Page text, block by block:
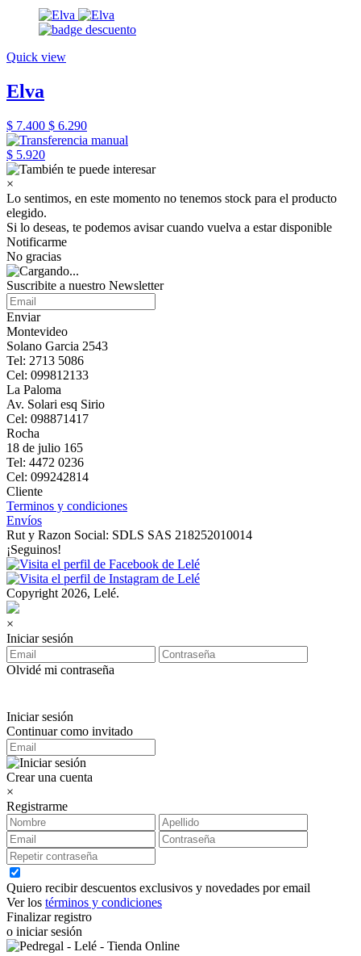
Quick view
Elva
$ 7.400 $ 6.290
$ 5.920
×
Lo sentimos, en este momento no tenemos stock para el producto
elegido.
Si lo deseas, te podemos avisar cuando vuelva a estar disponible
Notificarme
No gracias
Suscribite a nuestro Newsletter
Enviar
Montevideo
Solano Garcia 2543
Tel: 2713 5086
Cel: 099812133
La Paloma
Av. Solari esq Sirio
Cel: 098871417
Rocha
18 de julio 165
Tel: 4472 0236
Cel: 099242814
Cliente
Terminos y condiciones
Envíos
Rut y Razon Social: SDLS SAS 218252010014
¡Seguinos!
Copyright 2026, Lelé.
×
Iniciar sesión
Olvidé mi contraseña
Iniciar sesión
Continuar como invitado
Crear una cuenta
×
Registrarme
Quiero recibir descuentos exclusivos y novedades por email
Ver los términos y condiciones
Finalizar registro
o iniciar sesión